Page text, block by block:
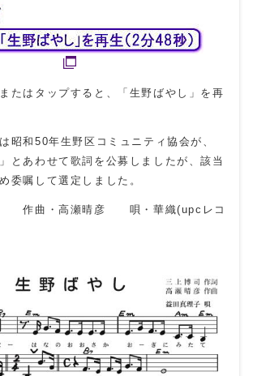
たはタップすると、「生野ばやし」を再
昭和50年生野区コミュニティ協会が、
とあわせて歌詞を公募しましたが、該当
委嘱して選定しました。
作曲・高瀬晴彦 唄・華織(upcレコ